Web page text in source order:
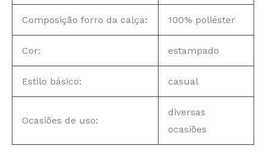
Composição forro da calça: 100% poliéster
Cor: estampado
Estilo básico: casual
Ocasiões de uso:
diversas
ocasiões